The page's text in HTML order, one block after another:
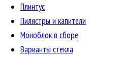
Плинтус
Пилястры и капители
Моноблок в сборе
Варианты стекла